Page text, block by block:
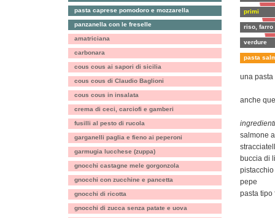
primi
riso, farro
verdure
pasta caprese pomodoro e mozzarella
panzanella con le freselle
amatriciana
carbonara
cous cous ai sapori di sicilia
cous cous di Claudio Baglioni
cous cous in insalata
crema di ceci, carciofi e gamberi
fusilli al pesto di rucola
garganelli paglia e fieno ai peperoni
garmugia lucchese (zuppa)
gnocchi castagne mele gorgonzola
gnocchi con zucchine e pancetta
gnocchi di ricotta
gnocchi di zucca senza patate e uova
pasta
una pasta
anche
salmone
buccia di
pepe
pasta tipo